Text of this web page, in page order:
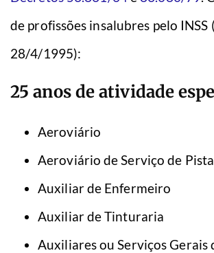
de profissões insalubres pelo INSS
28/4/1995):
25 anos de atividade
Aeroviário
Aeroviário de Serviço de Pista
Auxiliar de Enfermeiro
Auxiliar de Tinturaria
Auxiliares ou Serviços Gerais